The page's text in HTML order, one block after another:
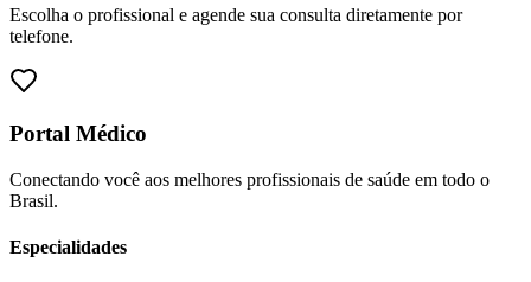
Escolha o profissional e agende sua consulta diretamente por
telefone.
Portal Médico
Conectando você aos melhores profissionais de saúde em todo o
Brasil.
Especialidades